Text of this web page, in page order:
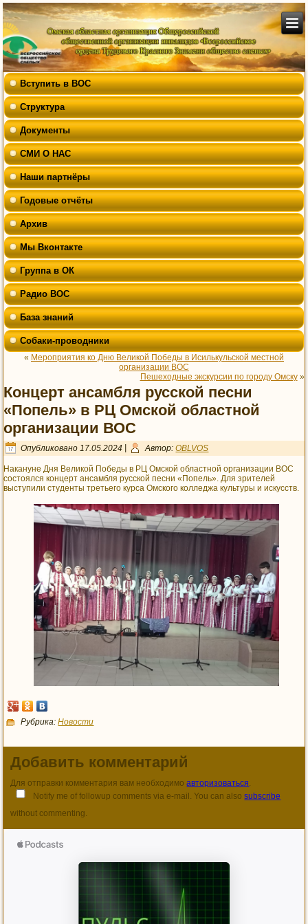
Вступить в ВОС
Структура
Документы
СМИ О НАС
Наши партнёры
Годовые отчёты
Архив
Мы Вконтакте
Группа в ОК
Радио ВОС
База знаний
Собаки-проводники
« Мероприятия ко Дню Великой Победы в Исилькульской местной
организации ВОС
Пешеходные экскурсии по городу Омску»
Концерт ансамбля русской песни
«Попель» в РЦ Омской областной
организации ВОС
Опубликовано 17.05.2024 Автор: OBLVOS
Накануне Дня Великой Победы в РЦ Омской областной организации ВОС
состоялся концерт ансамбля русской песни «Попель». Для зрителей
выступили студенты третьего курса Омского колледжа культуры и искусств.
Рубрика: Новости
Добавить комментарий
Для отправки комментария вам необходимоавторизоваться.
Notify me of followup comments via e-mail. You can alsosubscribe
without commenting.